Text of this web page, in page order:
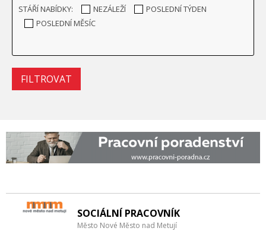
STÁŘÍ NABÍDKY: NEZÁLEŽÍ
POSLEDNÍ TÝDEN
POSLEDNÍ MĚSÍC
SOCIÁLNÍ PRACOVNÍK
Město Nové Město nad Metují